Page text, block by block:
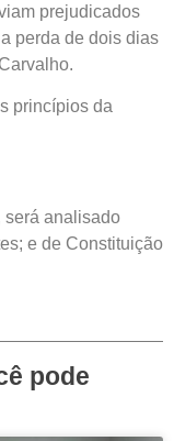
prejudicados
perda de dois dias
princípios da
será analisado
e de Constituição
pode